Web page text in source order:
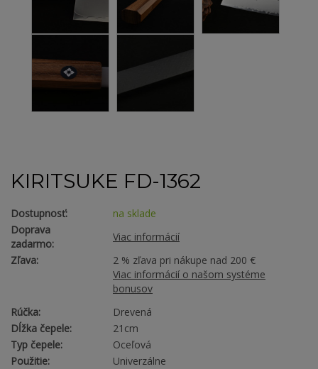
KIRITSUKE FD-1362
Dostupnosť:
na sklade
Doprava
zadarmo:
Viac informácií
Zľava:
2 % zľava pri nákupe nad 200 €
Viac informácií o našom systéme
bonusov
Rúčka:
Drevená
Dĺžka čepele:
21cm
Typ čepele:
Oceľová
Použitie:
Univerzálne